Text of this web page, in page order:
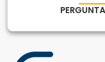
Para empresas